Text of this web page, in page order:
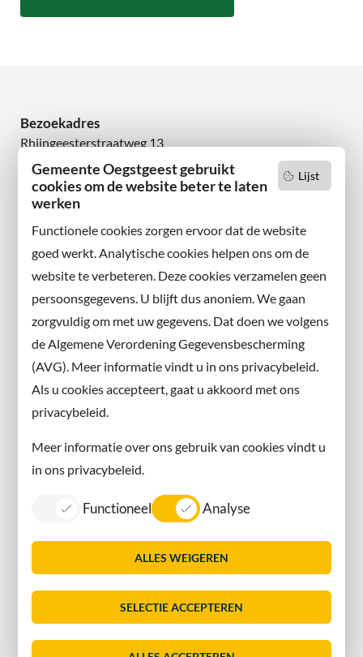
Lijst
Gemeente Oegstgeest gebruikt
cookies om de website beter te laten
werken
Functionele cookies zorgen ervoor dat de website
goed werkt. Analytische cookies helpen ons om de
website te verbeteren. Deze cookies verzamelen geen
persoonsgegevens. U blijft dus anoniem. We gaan
zorgvuldig om met uw gegevens. Dat doen we volgens
de Algemene Verordening Gegevensbescherming
(AVG). Meer informatie vindt u in ons privacybeleid.
Als u cookies accepteert, gaat u akkoord met ons
privacybeleid.
Meer informatie over ons gebruik van cookies vindt u
in ons privacybeleid.
Functioneel Analyse
ALLES WEIGEREN
SELECTIE ACCEPTEREN
Bezoekadres
Rhijngeesterstraatweg 13
2342 AN Oegstgeest
Wilt u niets missen?
en volg ons ook op sociale media.
Facebook
X
Instagram
Contact met de gemeente
Contact
Information in English
Sitemap
Toegankelijkheid
Servicenormen